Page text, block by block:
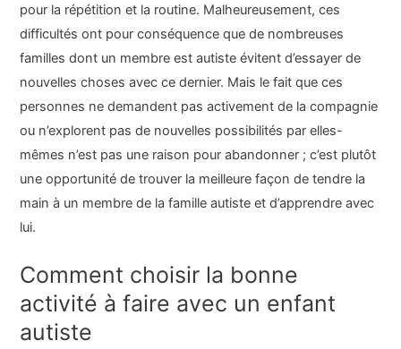
pour la répétition et la routine. Malheureusement, ces
difficultés ont pour conséquence que de nombreuses
familles dont un membre est autiste évitent d’essayer de
nouvelles choses avec ce dernier. Mais le fait que ces
personnes ne demandent pas activement de la compagnie
ou n’explorent pas de nouvelles possibilités par elles-
mêmes n’est pas une raison pour abandonner ; c’est plutôt
une opportunité de trouver la meilleure façon de tendre la
main à un membre de la famille autiste et d’apprendre avec
lui.
Comment choisir la bonne
activité à faire avec un enfant
autiste